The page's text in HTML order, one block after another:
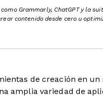
Grammarly, ChatGPT y la
contenido desde cero u
de creación en un
amplia variedad de